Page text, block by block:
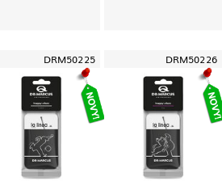
DRM50225 DRM50226